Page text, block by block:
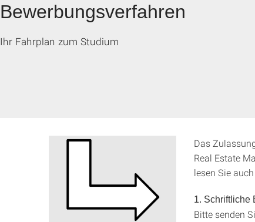
Bewerbungsverfahren
Ihr Fahrplan zum Studium
Das
Real Estate
lesen Sie
1. Schriftliche
Bitte senden